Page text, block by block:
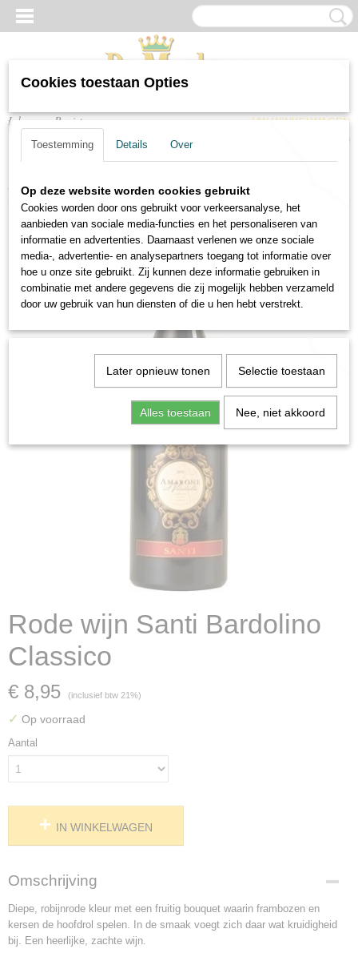
Inloggen Registreren
UW WINKELWAGEN
(0)
Home > > Rode wijnen Rode wijn Santi Bardolino Classico
Rode wijn Santi Bardolino
Classico
€ 8,95 (inclusief btw 21%)
✓ Op voorraad
Aantal
IN WINKELWAGEN
Omschrijving
Diepe, robijnrode kleur met een fruitig bouquet waarin frambozen en
kersen de hoofdrol spelen. In de smaak voegt zich daar wat kruidigheid
bij. Een heerlijke, zachte wijn.
Cookies toestaan Opties
Toestemming Details Over
Op deze website worden cookies gebruikt
Cookies worden door ons gebruikt voor verkeersanalyse, het
aanbieden van sociale media-functies en het personaliseren van
informatie en advertenties. Daarnaast verlenen we onze sociale
media-, advertentie- en analysepartners toegang tot informatie over
hoe u onze site gebruikt. Zij kunnen deze informatie gebruiken in
combinatie met andere gegevens die zij mogelijk hebben verzameld
door uw gebruik van hun diensten of die u hen hebt verstrekt.
Later opnieuw tonen Selectie toestaan
Alles toestaan Nee, niet akkoord